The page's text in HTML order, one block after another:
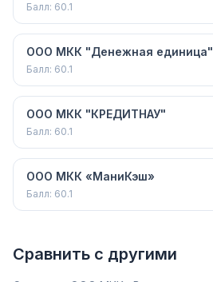
Балл: 60.1
ООО МКК "Денежная единица"
Балл: 60.1
ООО МКК "КРЕДИТНАУ"
Балл: 60.1
ООО МКК «МаниКэш»
Балл: 60.1
Сравнить с другими